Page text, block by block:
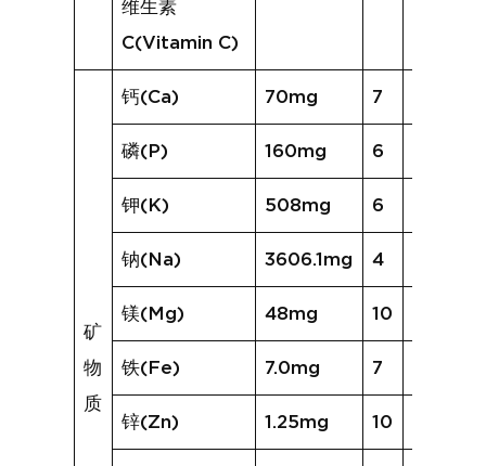
维生素
C(Vitamin C)
矿
物
质
钙(Ca) 70mg 7
磷(P) 160mg 6
钾(K) 508mg 6
钠(Na) 3606.1mg 4
镁(Mg) 48mg 10
铁(Fe) 7.0mg 7
锌(Zn) 1.25mg 10